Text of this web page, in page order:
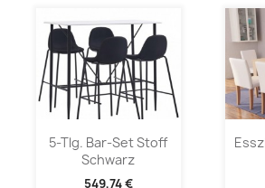
5-Tlg. Bar-Set Stoff
Schwarz
549,74 €